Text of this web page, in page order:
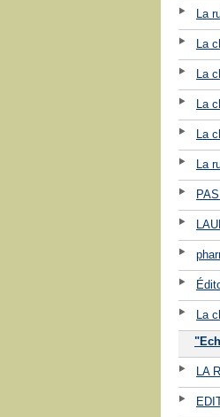
La
La
La
La
La
La
La
LA